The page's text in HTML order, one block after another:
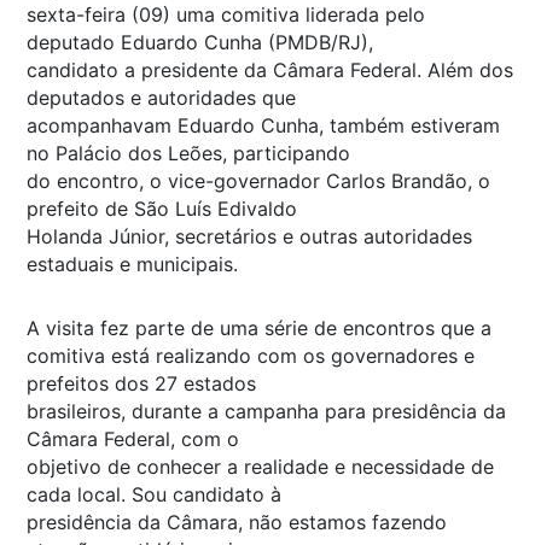
sexta-feira (09) uma comitiva liderada pelo
deputado Eduardo Cunha (PMDB/RJ),
candidato a presidente da Câmara Federal. Além dos
deputados e autoridades que
acompanhavam Eduardo Cunha, também estiveram
no Palácio dos Leões, participando
do encontro, o vice-governador Carlos Brandão, o
prefeito de São Luís Edivaldo
Holanda Júnior, secretários e outras autoridades
estaduais e municipais.
A visita fez parte de uma série de encontros que a
comitiva está realizando com os governadores e
prefeitos dos 27 estados
brasileiros, durante a campanha para presidência da
Câmara Federal, com o
objetivo de conhecer a realidade e necessidade de
cada local. Sou candidato à
presidência da Câmara, não estamos fazendo